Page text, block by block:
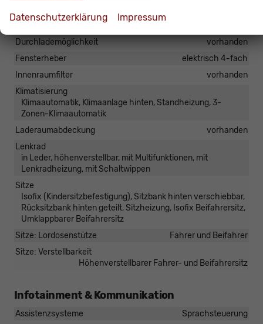
Doppelter Laderaumboden
Durchlademöglichkeit
vorhanden
Fensterheber
elektrisch 4-fach
Innenraumfilter
vorhanden
Klimatisierung
Klimaautomatik, Klimaanlage hinten, Standheizung, 3-
Zonen-Klimaautomatik
Laderaumabdeckung
vorhanden
Lenkrad
in Leder, höhenverstellbar, mit Multifunktionen, mit
Lenkradheizung, mit Schaltwippen
Sitze
Isofix (Kindersitzbefestigung), Sitzbank hinten verschiebbar,
Rücksitzbank hinten geteilt, Sitzheizung, Isofix Beifahrersitz,
Umklappbarer Beifahrersitz
Sitze: Lordosenstütze
Fahrer und Beifahrer
Sitze: Verstellbarkeit
Höhenverstellbarer Fahrer- und Beifahrersitz
Infotainment & Kommunikation
Assistenzsysteme
Sprachsteuerung
Datenschutzerklärung Impressum